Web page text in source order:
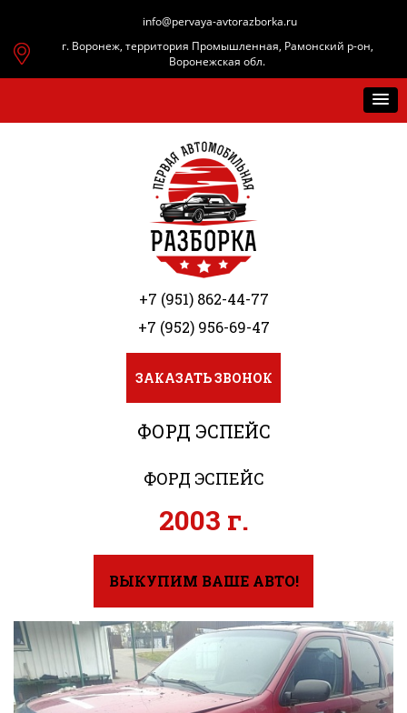
info@pervaya-avtorazborka.ru
г. Воронеж, территория Промышленная, Рамонский р-он,
Воронежская обл.
ЗАКАЗАТЬ ЗВОНОК
+7 (951) 862-44-77
+7 (952) 956-69-47
ФОРД ЭСПЕЙС
ФОРД ЭСПЕЙС
2003 г.
ВЫКУПИМ ВАШЕ АВТО!